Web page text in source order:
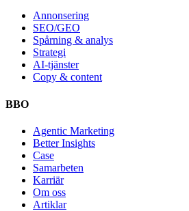
Annonsering
SEO/GEO
Spårning & analys
Strategi
AI-tjänster
Copy & content
BBO
Agentic Marketing
Better Insights
Case
Samarbeten
Karriär
Om oss
Artiklar